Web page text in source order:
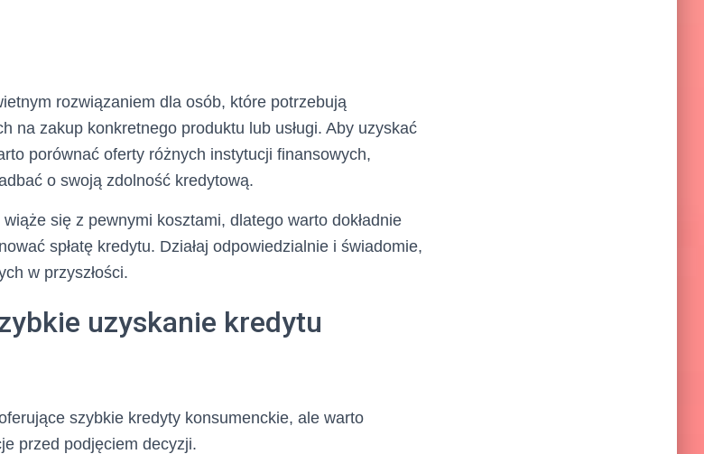
rozwiązaniem dla osób, które potrzebują
na zakup konkretnego produktu lub usługi. Aby uzyskać
porównać oferty różnych instytucji finansowych,
o swoją zdolność kredytową.
się z pewnymi kosztami, dlatego warto dokładnie
spłatę kredytu. Działaj odpowiedzialnie i świadomie,
w przyszłości.
uzyskanie kredytu
szybkie kredyty konsumenckie, ale warto
przed podjęciem decyzji.